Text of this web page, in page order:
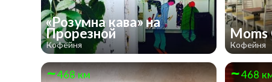
«Розумна кава» на
Прорезной
Кофейня Кофейня
468 км 468